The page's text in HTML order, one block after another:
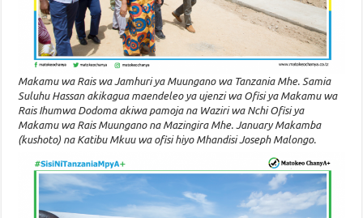
Makamu wa Rais wa Jamhuri ya Muungano wa Tanzania Mhe. Samia
Suluhu Hassan akikagua maendeleo ya ujenzi wa Ofisi ya Makamu wa
Rais Ihumwa Dodoma akiwa pamoja na Waziri wa Nchi Ofisi ya
Makamu wa Rais Muungano na Mazingira Mhe. January Makamba
(kushoto) na Katibu Mkuu wa ofisi hiyo Mhandisi Joseph Malongo.